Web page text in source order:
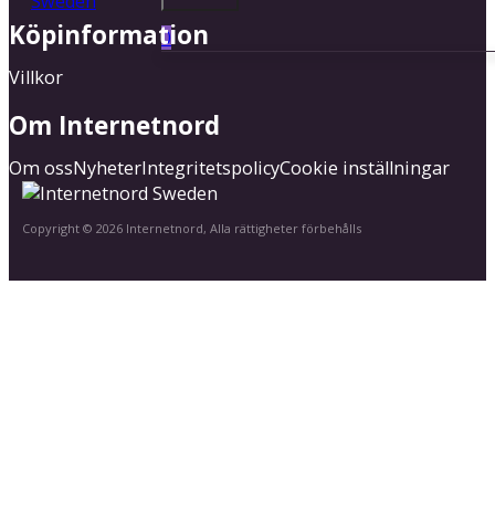
0
Köpinformation
Villkor
Om Internetnord
Om ossNyheterIntegritetspolicyCookie inställningar
Copyright © 2026 Internetnord, Alla rättigheter förbehålls